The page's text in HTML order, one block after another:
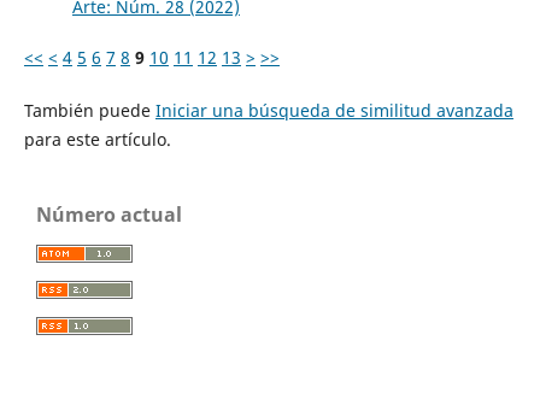
Arte: Núm. 28 (2022)
<< < 4 5 6 7 8 9 10 11 12 13 > >>
También puede Iniciar una búsqueda de similitud avanzada
para este artículo.
Número actual